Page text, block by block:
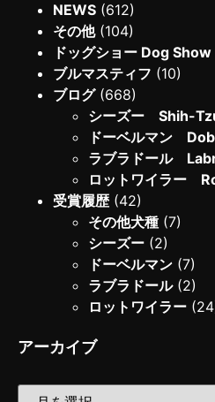
NEWS (612)
その他(104)
ドッグショー Dog Show
ブルマスティフ (10)
ブログ(668)
シーズー Shih-
ドーベルマン
ラブラドール
ロットワイラー
受賞履歴(42)
その他犬種 (7)
シーズー (2)
ドーベルマン (7)
ラブラドール(2)
ロットワイラー
アーカイブ